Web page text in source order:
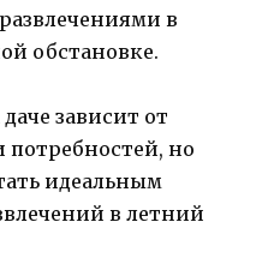
в
обстановке.
зависит от
но
идеальным
в летний